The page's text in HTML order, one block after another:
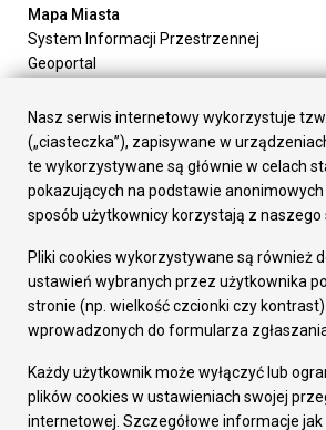
Mapa Miasta
System Informacji Przestrzennej
Geoportal
Załatw sprawę
Prezydent Miasta
Rada Miasta
Wydziały
Elektroniczna Skrzynka Podawcza
Gospodarka
Fundusze europejskie
Środki krajowe
Oferty inwestycyjne
Pozostałe
Deklaracja dostępności
Nasz serwis internetowy wykorzystuje
(„ciasteczka”), zapisywane w
te wykorzystywane są głównie w celach
pokazujących na podstawie anonimowych
sposób użytkownicy korzystają z naszego
Pliki cookies wykorzystywane są również
ustawień wybranych przez użytkownika
stronie (np. wielkość czcionki czy
wprowadzonych do formularza
Każdy użytkownik może wyłączyć lub
plików cookies w ustawieniach swojej
internetowej. Szczegółowe informacje